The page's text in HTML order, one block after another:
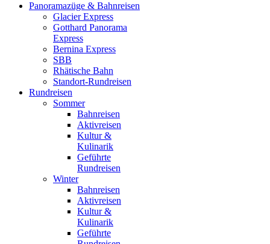
Panoramazüge & Bahnreisen
Glacier Express
Gotthard Panorama
Express
Bernina Express
SBB
Rhätische Bahn
Standort-Rundreisen
Rundreisen
Sommer
Bahnreisen
Aktivreisen
Kultur &
Kulinarik
Geführte
Rundreisen
Winter
Bahnreisen
Aktivreisen
Kultur &
Kulinarik
Geführte